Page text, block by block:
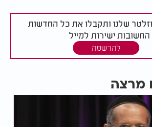
שלנו ותקבלו את כל החדשות
החשובות ישירות למייל
להרשמה
מרצה